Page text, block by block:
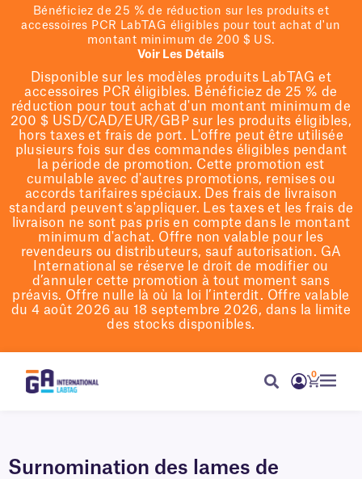
Bénéficiez de 25 % de réduction sur les produits et
accessoires PCR LabTAG éligibles pour tout achat d'un
montant minimum de 200 $ US.
Voir Les Détails
Disponible sur les modèles produits LabTAG et
accessoires PCR éligibles. Bénéficiez de 25 % de
réduction pour tout achat d'un montant minimum de
200 $ USD/CAD/EUR/GBP sur les produits éligibles,
hors taxes et frais de port. L'offre peut être utilisée
plusieurs fois sur des commandes éligibles pendant
la période de promotion. Cette promotion est
cumulable avec d'autres promotions, remises ou
accords tarifaires spéciaux. Des frais de livraison
standard peuvent s'appliquer. Les taxes et les frais de
livraison ne sont pas pris en compte dans le montant
minimum d'achat. Offre non valable pour les
revendeurs ou distributeurs, sauf autorisation. GA
International se réserve le droit de modifier ou
d’annuler cette promotion à tout moment sans
préavis. Offre nulle là où la loi l’interdit. Offre valable
du 4 août 2026 au 18 septembre 2026, dans la limite
des stocks disponibles.
0
Surnomination des lames de